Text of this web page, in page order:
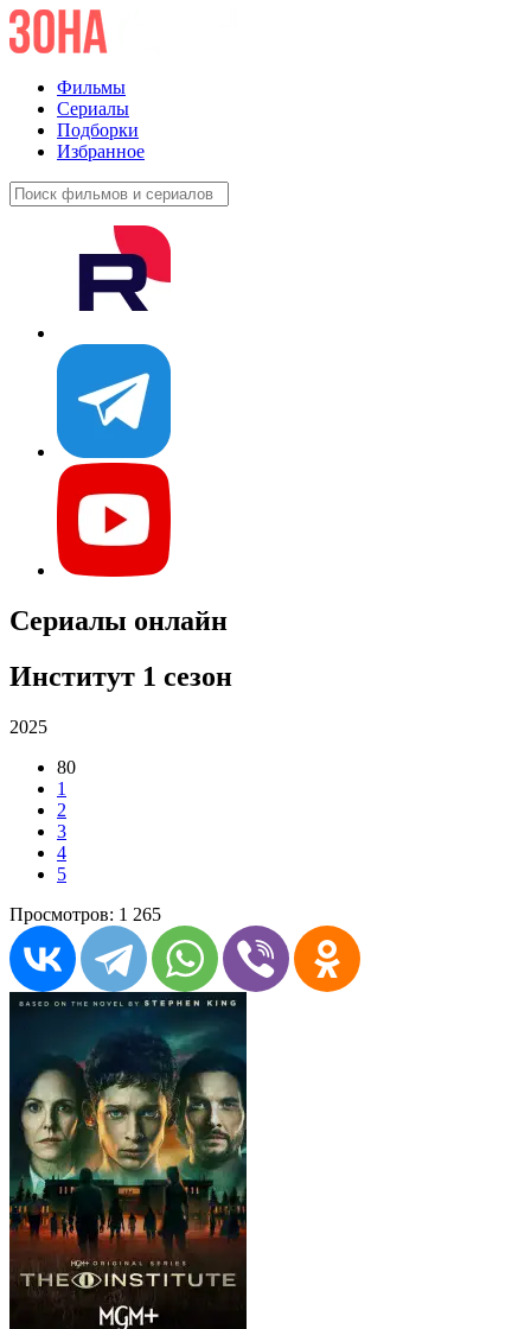
Фильмы
Сериалы
Подборки
Избранное
Сериалы онлайн
Институт 1 сезон
2025
80
1
2
3
4
5
Просмотров: 1 265